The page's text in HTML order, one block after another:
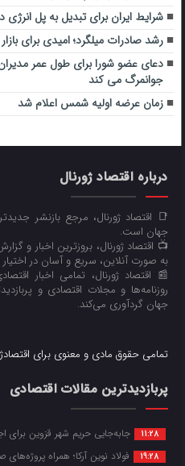
شرایط ایران برای تبدیل به پل انرژی
رشد صادرات میلگرد؛ امیدی برای بازار
دعای عضو شورا برای طول عمر
جوانمرگ می کند
زمان عرضه اولیه شمس اعلام شد
درباره اقتصاد ژورنال
📑 اقتصاد ژورنال، مرجع بازنشر
جهان است.
📺 اقتصاد ژورنال، بروزترین اخبار و
به صورت آنلاین، سریع و آسان در
📰 اقتصاد ژورنال، تمامی اخبار
روزنامه‌ها و مجلات اقتصادی و
جهان گردآوری می‌کند.
تمامی حقوق مادی و معنوی برای
پربازدیدترین مقالات اقتصادی
11:28 جابه‌جایی حریم شهر قزوین برای
19:28 فولاد نوین آرکا؛ همراه